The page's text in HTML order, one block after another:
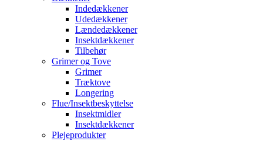
Indedækkener
Udedækkener
Lændedækkener
Insektdækkener
Tilbehør
Grimer og Tove
Grimer
Træktove
Longering
Flue/Insektbeskyttelse
Insektmidler
Insektdækkener
Plejeprodukter